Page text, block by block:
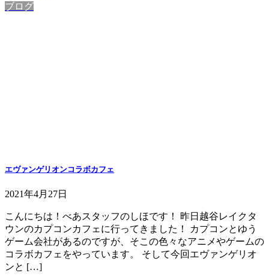
ブログ
エヴァンゲリオンコラボカフェ
2021年4月27日
こんにちは！べあスタッフのしほです！ 昨日越谷レイクタ
ウンのカプコンカフェに行ってきました！ カプコンとゆう
ゲーム会社があるのですが、そこの色々なアニメやゲームの
コラボカフェをやっています。 そして今回エヴァンゲリオ
ンと […]